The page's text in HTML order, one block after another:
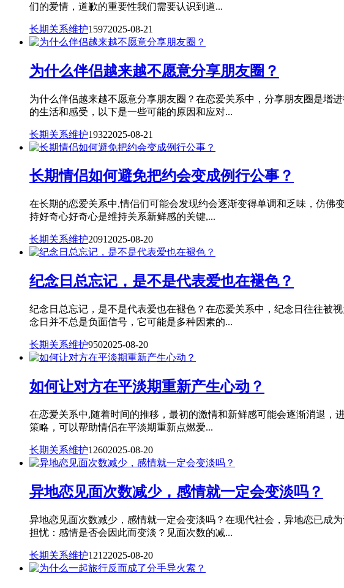
们的爱情，道歉的重要性我们需要认识到道...
长期关系维护15972025-08-21
为什么伴侣越来越不愿意分享朋友圈？
为什么伴侣越来越不愿意分享朋友圈？在恋爱关系中，分享朋友圈是增
的生活和感受，以下是一些可能的原因和应对...
长期关系维护19322025-08-21
长期情侣如何避免把约会变成例行公事？
在长期的恋爱关系中,情侣们可能会发现约会逐渐变得单调和乏味，仿
持好奇心好奇心是维持关系新鲜感的关键,...
长期关系维护2091 2025-08-20
纪念日总忘记，是不是代表爱也在褪色？
纪念日总忘记，是不是代表爱也在褪色？在恋爱关系中，纪念日往往被
念日并不总是负面信号，它可能是多种因素的...
长期关系维护9502025-08-20
如何让对方在平淡期重新产生心动？
在恋爱关系中,随着时间的推移，最初的激情和新鲜感可能会逐渐消退，
策略，可以帮助情侣在平淡期重新点燃爱...
长期关系维护12602025-08-20
异地恋见面次数减少，感情就一定会变淡吗？
异地恋见面次数减少，感情就一定会变淡吗？在现代社会，异地恋已成
担忧：感情是否会因此而变淡？见面次数的减...
长期关系维护12122025-08-20